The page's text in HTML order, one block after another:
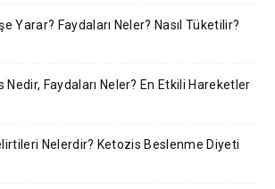
Yarar? Faydaları Neler? Nasıl Tüketilir?
Faydaları Neler? En Etkili Hareketler
Nelerdir? Ketozis Beslenme Diyeti